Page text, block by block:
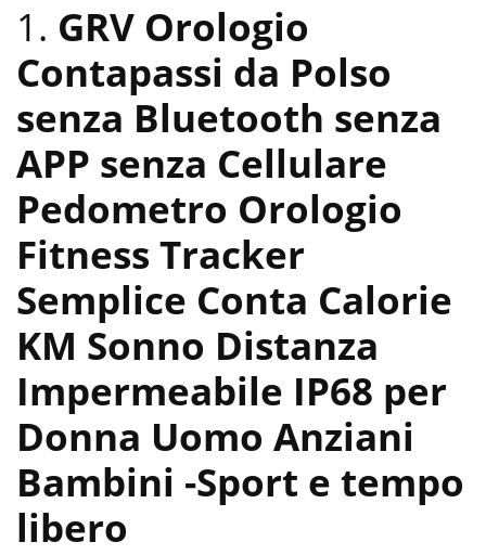
1. GRV Orologio
Contapassi da Polso
senza Bluetooth senza
APP senza Cellulare
Pedometro Orologio
Fitness Tracker
Semplice Conta Calorie
KM Sonno Distanza
Impermeabile IP68 per
Donna Uomo Anziani
Bambini -Sport e tempo
libero